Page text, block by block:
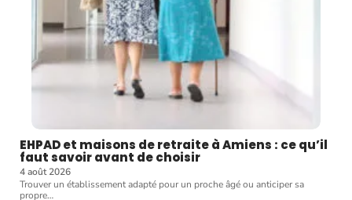
EHPAD et maisons de retraite à Amiens : ce qu’il
faut savoir avant de choisir
4 août 2026
Trouver un établissement adapté pour un proche âgé ou anticiper sa
propre…